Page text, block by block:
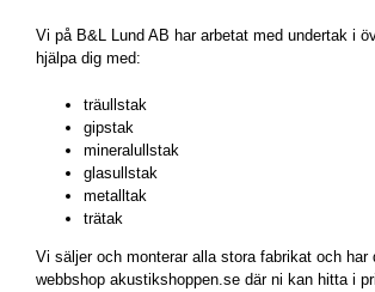
Vi på B&L Lund AB har arbetat med undertak i
hjälpa dig med:
träullstak
gipstak
mineralullstak
glasullstak
metalltak
trätak
Vi säljer och monterar alla stora fabrikat och
webbshop akustikshoppen.se där ni kan hitta i